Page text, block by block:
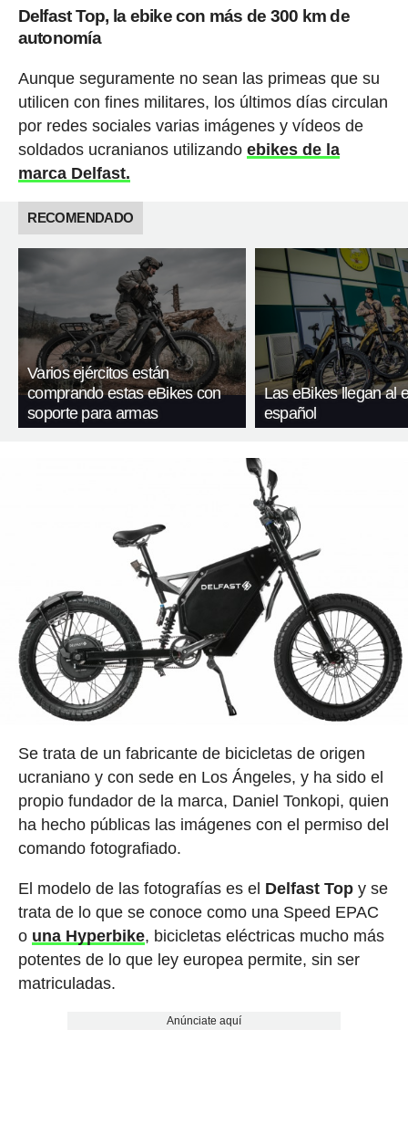
Delfast Top, la ebike con más de 300 km de
autonomía
Aunque seguramente no sean las primeas que su
utilicen con fines militares, los últimos días circulan
por redes sociales varias imágenes y vídeos de
soldados ucranianos utilizando ebikes de la
marca Delfast.
RECOMENDADO
Varios ejércitos están
comprando estas eBikes con
soporte para armas
Las eBikes llegan al
español
Se trata de un fabricante de bicicletas de origen
ucraniano y con sede en Los Ángeles, y ha sido el
propio fundador de la marca, Daniel Tonkopi, quien
ha hecho públicas las imágenes con el permiso del
comando fotografiado.
El modelo de las fotografías es el Delfast Topy se
trata de lo que se conoce como una Speed EPAC
o una Hyperbike, bicicletas eléctricas mucho más
potentes de lo que ley europea permite, sin ser
matriculadas.
Anúnciate aquí